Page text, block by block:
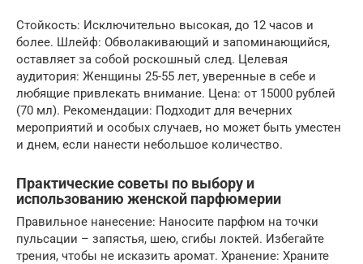
Стойкость: Исключительно высокая, до 12 часов и
более. Шлейф: Обволакивающий и запоминающийся,
оставляет за собой роскошный след. Целевая
аудитория: Женщины 25-55 лет, уверенные в себе и
любящие привлекать внимание. Цена: от 15000 рублей
(70 мл). Рекомендации: Подходит для вечерних
мероприятий и особых случаев, но может быть уместен
и днем, если нанести небольшое количество.
Практические советы по выбору и
использованию женской парфюмерии
Правильное нанесение: Наносите парфюм на точки
пульсации – запястья, шею, сгибы локтей. Избегайте
трения, чтобы не исказить аромат. Хранение: Храните